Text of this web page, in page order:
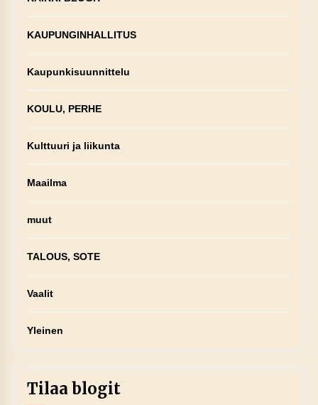
KAUPUNGINHALLITUS
Kaupunkisuunnittelu
KOULU, PERHE
Kulttuuri ja liikunta
Maailma
muut
TALOUS, SOTE
Vaalit
Yleinen
Tilaa blogit